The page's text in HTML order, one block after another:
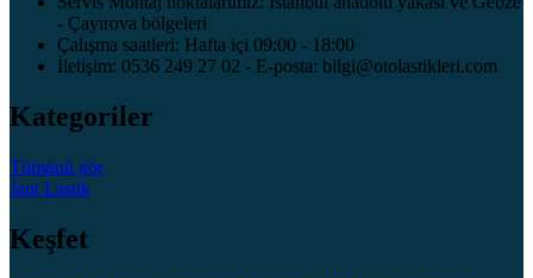
- Çayırova bölgeleri
Çalışma saatleri: Hafta içi 09:00 - 18:00
İletişim: 0536 249 27 02 - E-posta: bilgi@otolastikleri.com
Kategoriler
Tümünü gör
Jant Lastik
Keşfet